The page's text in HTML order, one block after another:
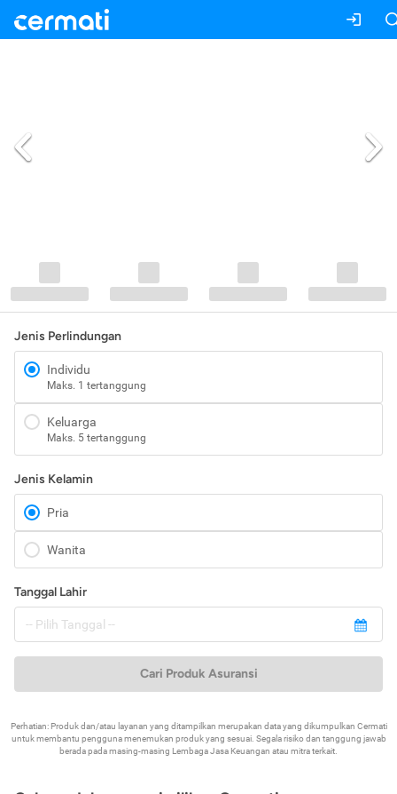
Jenis Perlindungan
Individu
Maks. 1 tertanggung
Keluarga
Maks. 5 tertanggung
Jenis Kelamin
Pria
Wanita
Tanggal Lahir
Cari Produk Asuransi
Perhatian: Produk dan/atau layanan yang ditampilkan merupakan data yang dikumpulkan Cermati
untuk membantu pengguna menemukan produk yang sesuai. Segala risiko dan tanggung jawab
berada pada masing-masing Lembaga Jasa Keuangan atau mitra terkait.